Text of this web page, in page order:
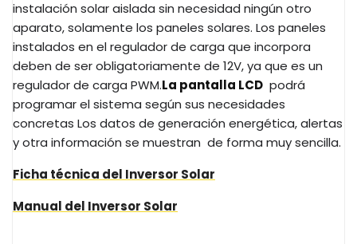
instalación solar aislada sin necesidad ningún otro
aparato, solamente los paneles solares. Los paneles
instalados en el regulador de carga que incorpora
deben de ser obligatoriamente de 12V, ya que es un
regulador de carga PWM.La pantalla LCD podrá
programar el sistema según sus necesidades
concretas Los datos de generación energética, alertas
y otra información se muestran de forma muy sencilla.
Ficha técnica del Inversor Solar
Manual del Inversor Solar